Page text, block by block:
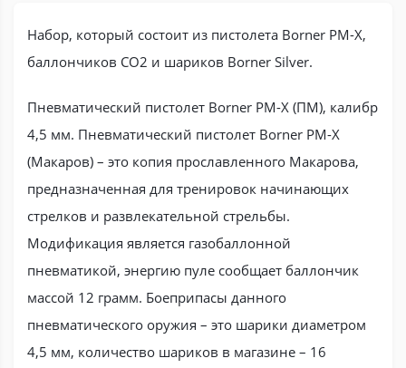
Набор, который состоит из пистолета Borner PM-X,
баллончиков CO2 и шариков Borner Silver.
Пневматический пистолет Borner PM-X (ПМ), калибр
4,5 мм. Пневматический пистолет Borner PM-X
(Макаров) – это копия прославленного Макарова,
предназначенная для тренировок начинающих
стрелков и развлекательной стрельбы.
Модификация является газобаллонной
пневматикой, энергию пуле сообщает баллончик
массой 12 грамм. Боеприпасы данного
пневматического оружия – это шарики диаметром
4,5 мм, количество шариков в магазине – 16